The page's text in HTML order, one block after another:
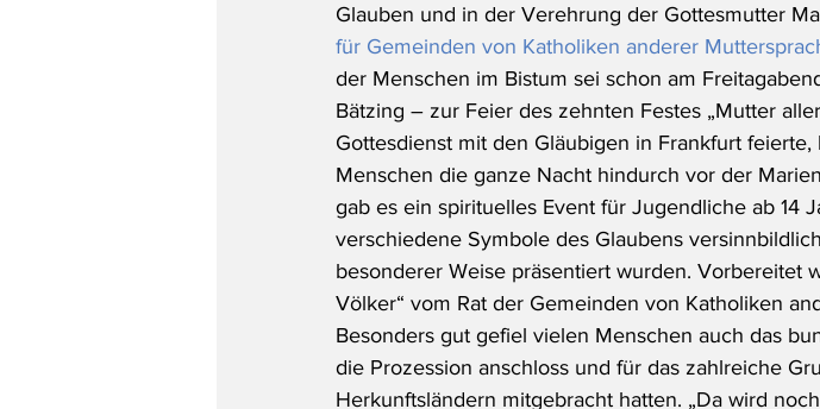
Glauben und in der Verehrung der Gottesmutter
für Gemeinden von Katholiken anderer
der Menschen im Bistum sei schon am
Bätzing – zur Feier des zehnten Festes „Mutter
Gottesdienst mit den Gläubigen in Frankfurt
Menschen die ganze Nacht hindurch vor der
gab es ein spirituelles Event für Jugendliche ab 14
verschiedene Symbole des Glaubens
besonderer Weise präsentiert wurden. Vorbereitet
Völker“ vom Rat der Gemeinden von Katholiken
Besonders gut gefiel vielen Menschen auch das
die Prozession anschloss und für das zahlreiche
Herkunftsländern mitgebracht hatten. „Da wird